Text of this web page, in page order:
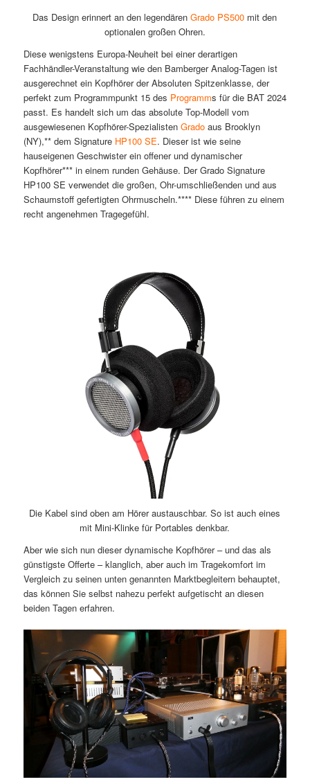
Das Design erinnert an den legendärenGrado PS500 mit den
optionalen großen Ohren.
Diese wenigstens Europa-Neuheit bei einer derartigen
Fachhändler-Veranstaltung wie den Bamberger Analog-Tagen ist
ausgerechnet ein Kopfhörer der Absoluten Spitzenklasse, der
perfekt zum Programmpunkt 15 des Programms für die BAT 2024
passt. Es handelt sich um das absolute Top-Modell vom
ausgewiesenen Kopfhörer-Spezialisten Gradoaus Brooklyn
(NY),** dem Signature HP100 SE. Dieser ist wie seine
hauseigenen Geschwister ein offener und dynamischer
Kopfhörer*** in einem runden Gehäuse. Der Grado Signature
HP100 SE verwendet die großen, Ohr-umschließenden und aus
Schaumstoff gefertigten Ohrmuscheln.**** Diese führen zu einem
recht angenehmen Tragegefühl.
Die Kabel sind oben am Hörer austauschbar. So ist auch eines
mit Mini-Klinke für Portables denkbar.
Aber wie sich nun dieser dynamische Kopfhörer – und das als
günstigste Offerte – klanglich, aber auch im Tragekomfort im
Vergleich zu seinen unten genannten Marktbegleitern behauptet,
das können Sie selbst nahezu perfekt aufgetischt an diesen
beiden Tagen erfahren.